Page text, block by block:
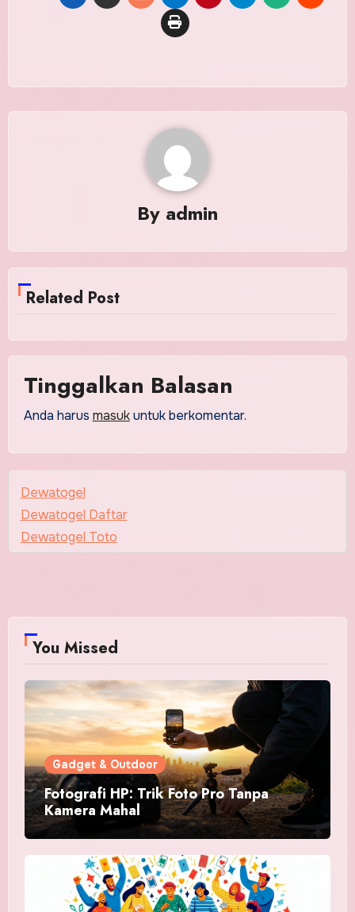
By admin
Related Post
Tinggalkan Balasan
Anda harus masukuntuk berkomentar.
Dewatogel
Dewatogel Daftar
Dewatogel Toto
You Missed
Gadget & Outdoor
Fotografi HP: Trik Foto Pro Tanpa
Kamera Mahal